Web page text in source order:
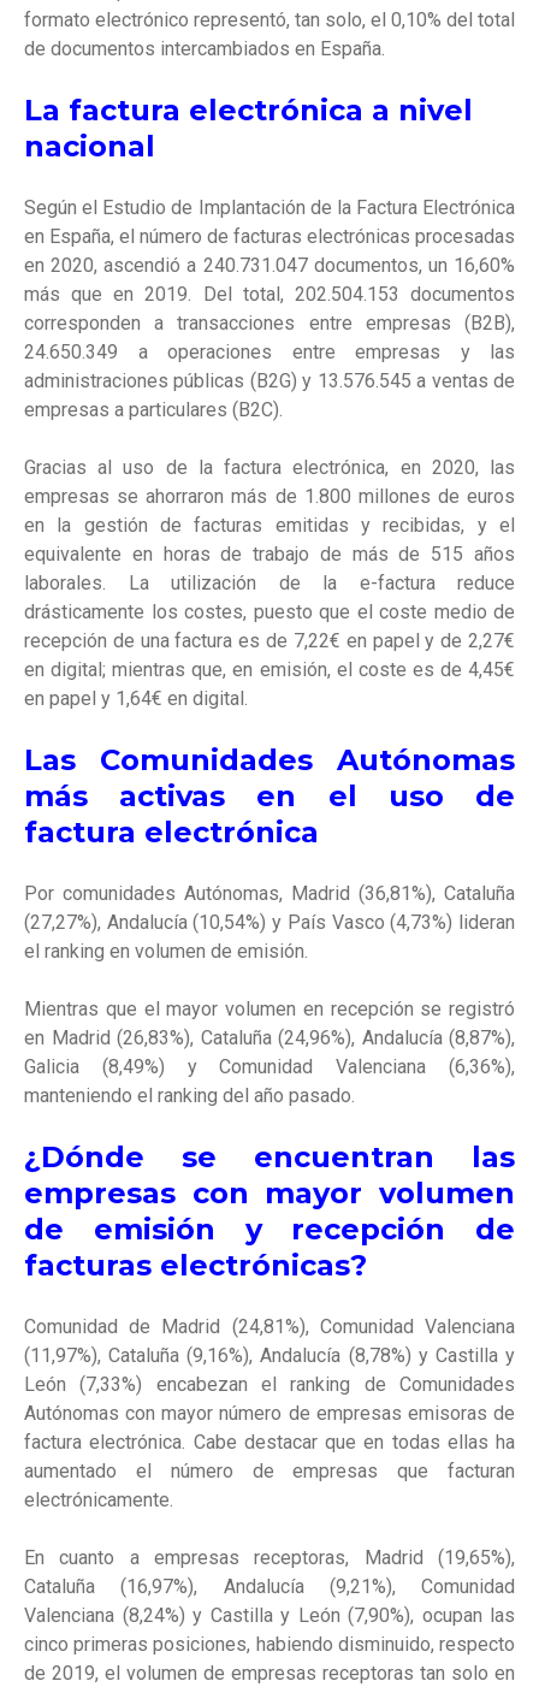
formato electrónico representó, tan solo, el 0,10% del total
de documentos intercambiados en España.
La factura electrónica a nivel
nacional
Según el Estudio de Implantación de la Factura Electrónica
en España, el número de facturas electrónicas procesadas
en 2020, ascendió a 240.731.047 documentos, un 16,60%
más que en 2019. Del total, 202.504.153 documentos
corresponden a transacciones entre empresas (B2B),
24.650.349 a operaciones entre empresas y las
administraciones públicas (B2G) y 13.576.545 a ventas de
empresas a particulares (B2C).
Gracias al uso de la factura electrónica, en 2020, las
empresas se ahorraron más de 1.800 millones de euros
en la gestión de facturas emitidas y recibidas, y el
equivalente en horas de trabajo de más de 515 años
laborales. La utilización de la e-factura reduce
drásticamente los costes, puesto que el coste medio de
recepción de una factura es de 7,22€ en papel y de 2,27€
en digital; mientras que, en emisión, el coste es de 4,45€
en papel y 1,64€ en digital.
Las Comunidades Autónomas
más activas en el uso de
factura electrónica
Por comunidades Autónomas, Madrid (36,81%), Cataluña
(27,27%), Andalucía (10,54%) y País Vasco (4,73%) lideran
el ranking en volumen de emisión.
Mientras que el mayor volumen en recepción se registró
en Madrid (26,83%), Cataluña (24,96%), Andalucía (8,87%),
Galicia (8,49%) y Comunidad Valenciana (6,36%),
manteniendo el ranking del año pasado.
¿Dónde se encuentran las
empresas con mayor volumen
de emisión y recepción de
facturas electrónicas?
Comunidad de Madrid (24,81%), Comunidad Valenciana
(11,97%), Cataluña (9,16%), Andalucía (8,78%) y Castilla y
León (7,33%) encabezan el ranking de Comunidades
Autónomas con mayor número de empresas emisoras de
factura electrónica. Cabe destacar que en todas ellas ha
aumentado el número de empresas que facturan
electrónicamente.
En cuanto a empresas receptoras, Madrid (19,65%),
Cataluña (16,97%), Andalucía (9,21%), Comunidad
Valenciana (8,24%) y Castilla y León (7,90%), ocupan las
cinco primeras posiciones, habiendo disminuido, respecto
de 2019, el volumen de empresas receptoras tan solo en